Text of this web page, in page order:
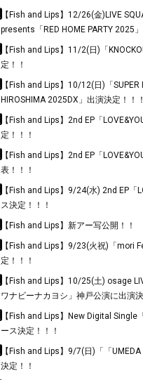
【Fish and Lips】12/26(金)LIVE
presents「RED HOME PARTY 2025
【Fish and Lips】11/2(日)「
定！！
【Fish and Lips】10/12(日)「SUPER
HIROSHIMA 2025DX」出演決定！！！
【Fish and Lips】2nd EP「
定！！！
【Fish and Lips】2nd EP「
表！！！
【Fish and Lips】9/24(水) 2nd EP「
ス決定！！！
【Fish and Lips】新アー写公開！！
【Fish and Lips】9/23(火祝)「mori
定！！！
【Fish and Lips】10/25(土) osage
ワナビーナカヨシ」神戸公演に出演
【Fish and Lips】New Digital Single
ース決定！！！
【Fish and Lips】9/7(日)「「
決定！！